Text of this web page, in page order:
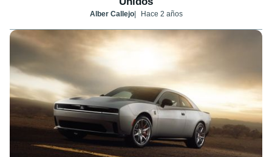
Alber Callejo Hace 2 años